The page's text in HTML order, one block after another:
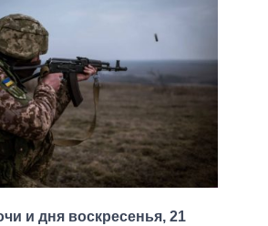
и дня воскресенья, 21